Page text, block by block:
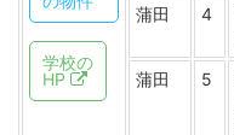
学校の
HP
蒲田
4
蒲田
5